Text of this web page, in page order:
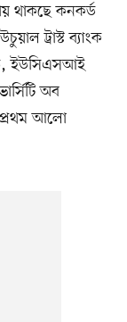
থাকছে কনকর্ড
ট্রাস্ট ব্যাংক
ইউসিএসআই
অব
প্রথম আলো